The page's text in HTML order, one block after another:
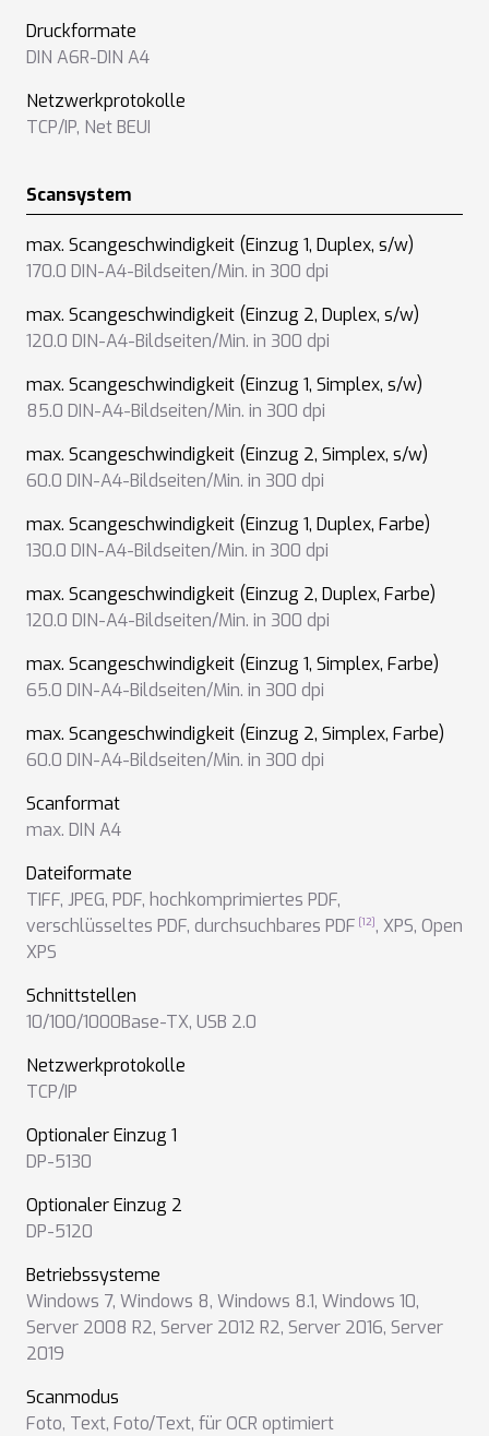
Druckformate
DIN A6R-DIN A4
Netzwerkprotokolle
TCP/IP, Net BEUI
Scansystem
max. Scangeschwindigkeit (Einzug 1, Duplex, s/w)
170.0 DIN-A4-Bildseiten/Min. in 300 dpi
max. Scangeschwindigkeit (Einzug 2, Duplex, s/w)
120.0 DIN-A4-Bildseiten/Min. in 300 dpi
max. Scangeschwindigkeit (Einzug 1, Simplex, s/w)
85.0 DIN-A4-Bildseiten/Min. in 300 dpi
max. Scangeschwindigkeit (Einzug 2, Simplex, s/w)
60.0 DIN-A4-Bildseiten/Min. in 300 dpi
max. Scangeschwindigkeit (Einzug 1, Duplex, Farbe)
130.0 DIN-A4-Bildseiten/Min. in 300 dpi
max. Scangeschwindigkeit (Einzug 2, Duplex, Farbe)
120.0 DIN-A4-Bildseiten/Min. in 300 dpi
max. Scangeschwindigkeit (Einzug 1, Simplex, Farbe)
65.0 DIN-A4-Bildseiten/Min. in 300 dpi
max. Scangeschwindigkeit (Einzug 2, Simplex, Farbe)
60.0 DIN-A4-Bildseiten/Min. in 300 dpi
Scanformat
max. DIN A4
Dateiformate
TIFF, JPEG, PDF, hochkomprimiertes PDF,
verschlüsseltes PDF, durchsuchbares PDF , XPS, Open
XPS
Schnittstellen
10/100/1000Base-TX, USB 2.0
Netzwerkprotokolle
TCP/IP
Optionaler Einzug 1
DP-5130
Optionaler Einzug 2
DP-5120
Betriebssysteme
Windows 7, Windows 8, Windows 8.1, Windows 10,
Server 2008 R2, Server 2012 R2, Server 2016, Server
2019
Scanmodus
Foto, Text, Foto/Text, für OCR optimiert